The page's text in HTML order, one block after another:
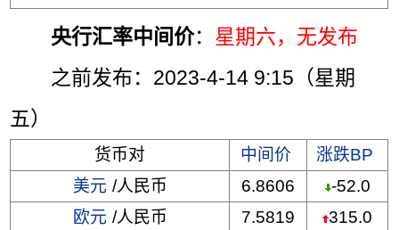
央行汇率中间价： 星期六，无发布
之前发布：2023-4-14 9:15（星期
五）
货币对 中间价
涨跌BP
美元 /人民币 6.8606
-52.0
欧元 /人民币 7.5819
315.0